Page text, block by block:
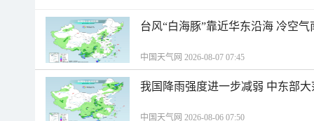
台风“白海豚”靠近华东沿海 冷空
中国天气网 2026-08-07 07:45
我国降雨强度进一步减弱 中东部
中国天气网 2026-08-06 07:50